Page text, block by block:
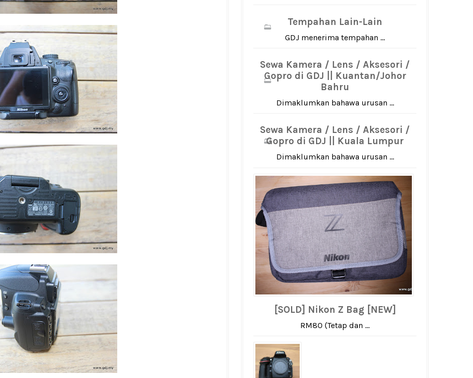
Tempahan Lain-Lain
GDJ menerima tempahan ...
Sewa Kamera / Lens / Aksesori /
Gopro di GDJ || Kuantan/Johor
Bahru
Dimaklumkan bahawa urusan ...
Sewa Kamera / Lens / Aksesori /
Gopro di GDJ || Kuala Lumpur
Dimaklumkan bahawa urusan ...
[SOLD] Nikon Z Bag [NEW]
RM80 (Tetap dan ...